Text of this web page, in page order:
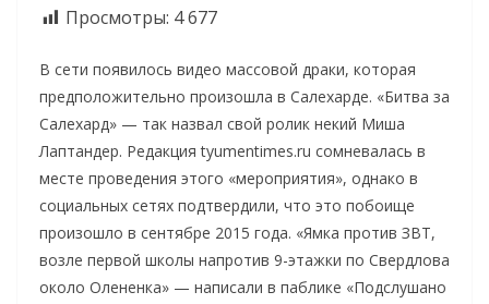
Просмотры: 4 677
В сети появилось видео массовой драки, которая
предположительно произошла в Салехарде. «Битва за
Салехард» — так назвал свой ролик некий Миша
Лаптандер. Редакция tyumentimes.ru сомневалась в
месте проведения этого «мероприятия», однако в
социальных сетях подтвердили, что это побоище
произошло в сентябре 2015 года. «Ямка против ЗВТ,
возле первой школы напротив 9-этажки по Свердлова
около Олененка» — написали в паблике «Подслушано